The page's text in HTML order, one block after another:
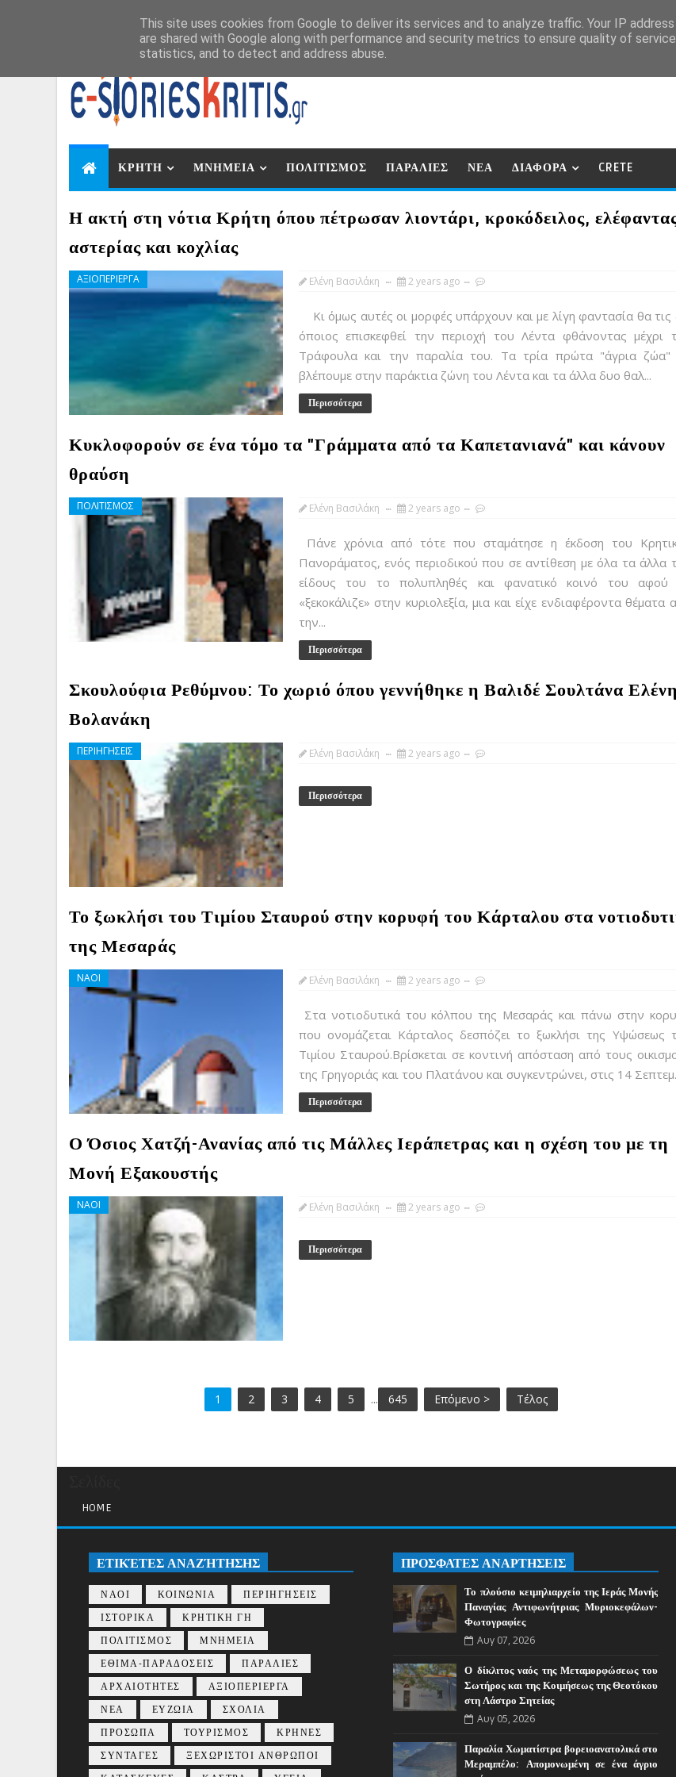
ΚΡΗΤΗ ΜΝΗΜΕΙΑ ΠΟΛΙΤΙΣΜΟΣ ΠΑΡΑΛΙΕΣ ΝΕΑ ΔΙΑΦΟΡΑ CRETE
Η ακτή στη νότια Κρήτη όπου πέτρωσαν λιοντάρι, κροκόδειλος,
αστερίας και κοχλίας
ΑΞΙΟΠΕΡΙΕΡΓΑ Ελένη Βασιλάκη 2 years ago
Κι όμως αυτές οι μορφές υπάρχουν και με λίγη φαντασία θα τις
όποιος επισκεφθεί την περιοχή του Λέντα φθάνοντας μέχρι
Τράφουλα και την παραλία του. Τα τρία πρώτα "άγρια ζώα"
βλέπουμε στην παράκτια ζώνη του Λέντα και τα άλλα δυο θαλ...
Περισσότερα
Κυκλοφορούν σε ένα τόμο τα "Γράμματα από τα Καπετανιανά" και κάνουν
θραύση
ΠΟΛΙΤΙΣΜΟΣ Ελένη Βασιλάκη 2 years ago
Πάνε χρόνια από τότε που σταμάτησε η έκδοση του
Πανοράματος, ενός περιοδικού που σε αντίθεση με όλα τα άλλα
είδους του το πολυπληθές και φανατικό κοινό του αφού
«ξεκοκάλιζε» στην κυριολεξία, μια και είχε ενδιαφέροντα θέματα
την...
Περισσότερα
Σκουλούφια Ρεθύμνου: Το χωριό όπου γεννήθηκε η Βαλιδέ Σουλτάνα Ελένη
Βολανάκη
ΠΕΡΙΗΓΗΣΕΙΣ Ελένη Βασιλάκη 2 years ago
Περισσότερα
Το ξωκλήσι του Τιμίου Σταυρού στην κορυφή του Κάρταλου στα
της Μεσαράς
ΝΑΟΙ Ελένη Βασιλάκη 2 years ago
Στα νοτιοδυτικά του κόλπου της Μεσαράς και πάνω στην
που ονομάζεται Κάρταλος δεσπόζει το ξωκλήσι της Υψώσεως
Τιμίου Σταυρού.Βρίσκεται σε κοντινή απόσταση από τους
της Γρηγοριάς και του Πλατάνου και συγκεντρώνει, στις 14
Περισσότερα
Ο Όσιος Χατζή-Ανανίας από τις Μάλλες Ιεράπετρας και η σχέση του με τη
Μονή Εξακουστής
ΝΑΟΙ Ελένη Βασιλάκη 2 years ago
Περισσότερα
1 2 3 4 5 ... 645 Επόμενο > Τέλος
HOME
ΕΤΙΚΈΤΕΣ ΑΝΑΖΉΤΗΣΗΣ
ΝΑΟΙ ΚΟΙΝΩΝΙΑ
ΠΕΡΙΗΓΗΣΕΙΣ
ΙΣΤΟΡΙΚΑ
ΚΡΗΤΙΚΗ ΓΗ
ΠΟΛΙΤΙΣΜΟΣ
ΜΝΗΜΕΙΑ
ΕΘΙΜΑ-ΠΑΡΑΔΟΣΕΙΣ
ΠΑΡΑΛΙΕΣ
ΑΡΧΑΙΟΤΗΤΕΣ
ΑΞΙΟΠΕΡΙΕΡΓΑ
ΝΕΑ
ΕΥΖΩΙΑ
ΣΧΟΛΙΑ
ΠΡΟΣΩΠΑ
ΤΟΥΡΙΣΜΟΣ
ΚΡΗΝΕΣ
ΣΥΝΤΑΓΕΣ
ΞΕΧΩΡΙΣΤΟΙ ΑΝΘΡΩΠΟΙ
ΠΡΟΣΦΑΤΕΣ ΑΝΑΡΤΗΣΕΙΣ
Το πλούσιο κειμηλιαρχείο της Ιεράς Μονής
Παναγίας Αντιφωνήτριας Μυριοκεφάλων-
Φωτογραφίες
Αυγ 07, 2026
Ο δίκλιτος ναός της Μεταμορφώσεως του
Σωτήρος και της Κοιμήσεως της Θεοτόκου
στη Λάστρο Σητείας
Αυγ 05, 2026
Παραλία Χωματίστρα βορειοανατολικά στο
Μεραμπέλο: Απομονωμένη σε ένα άγριο
This site uses cookies from Google to deliver its services and to analyze traffic. Your IP
are shared with Google along with performance and security metrics to ensure quality of
statistics, and to detect and address abuse.